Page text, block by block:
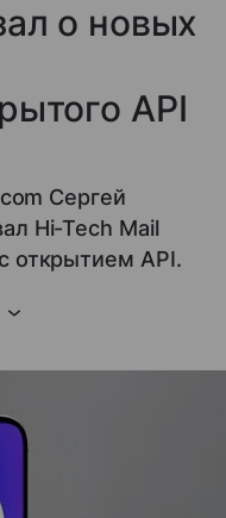
о новых
API
Сергей
Hi-Tech Mail
открытием API.